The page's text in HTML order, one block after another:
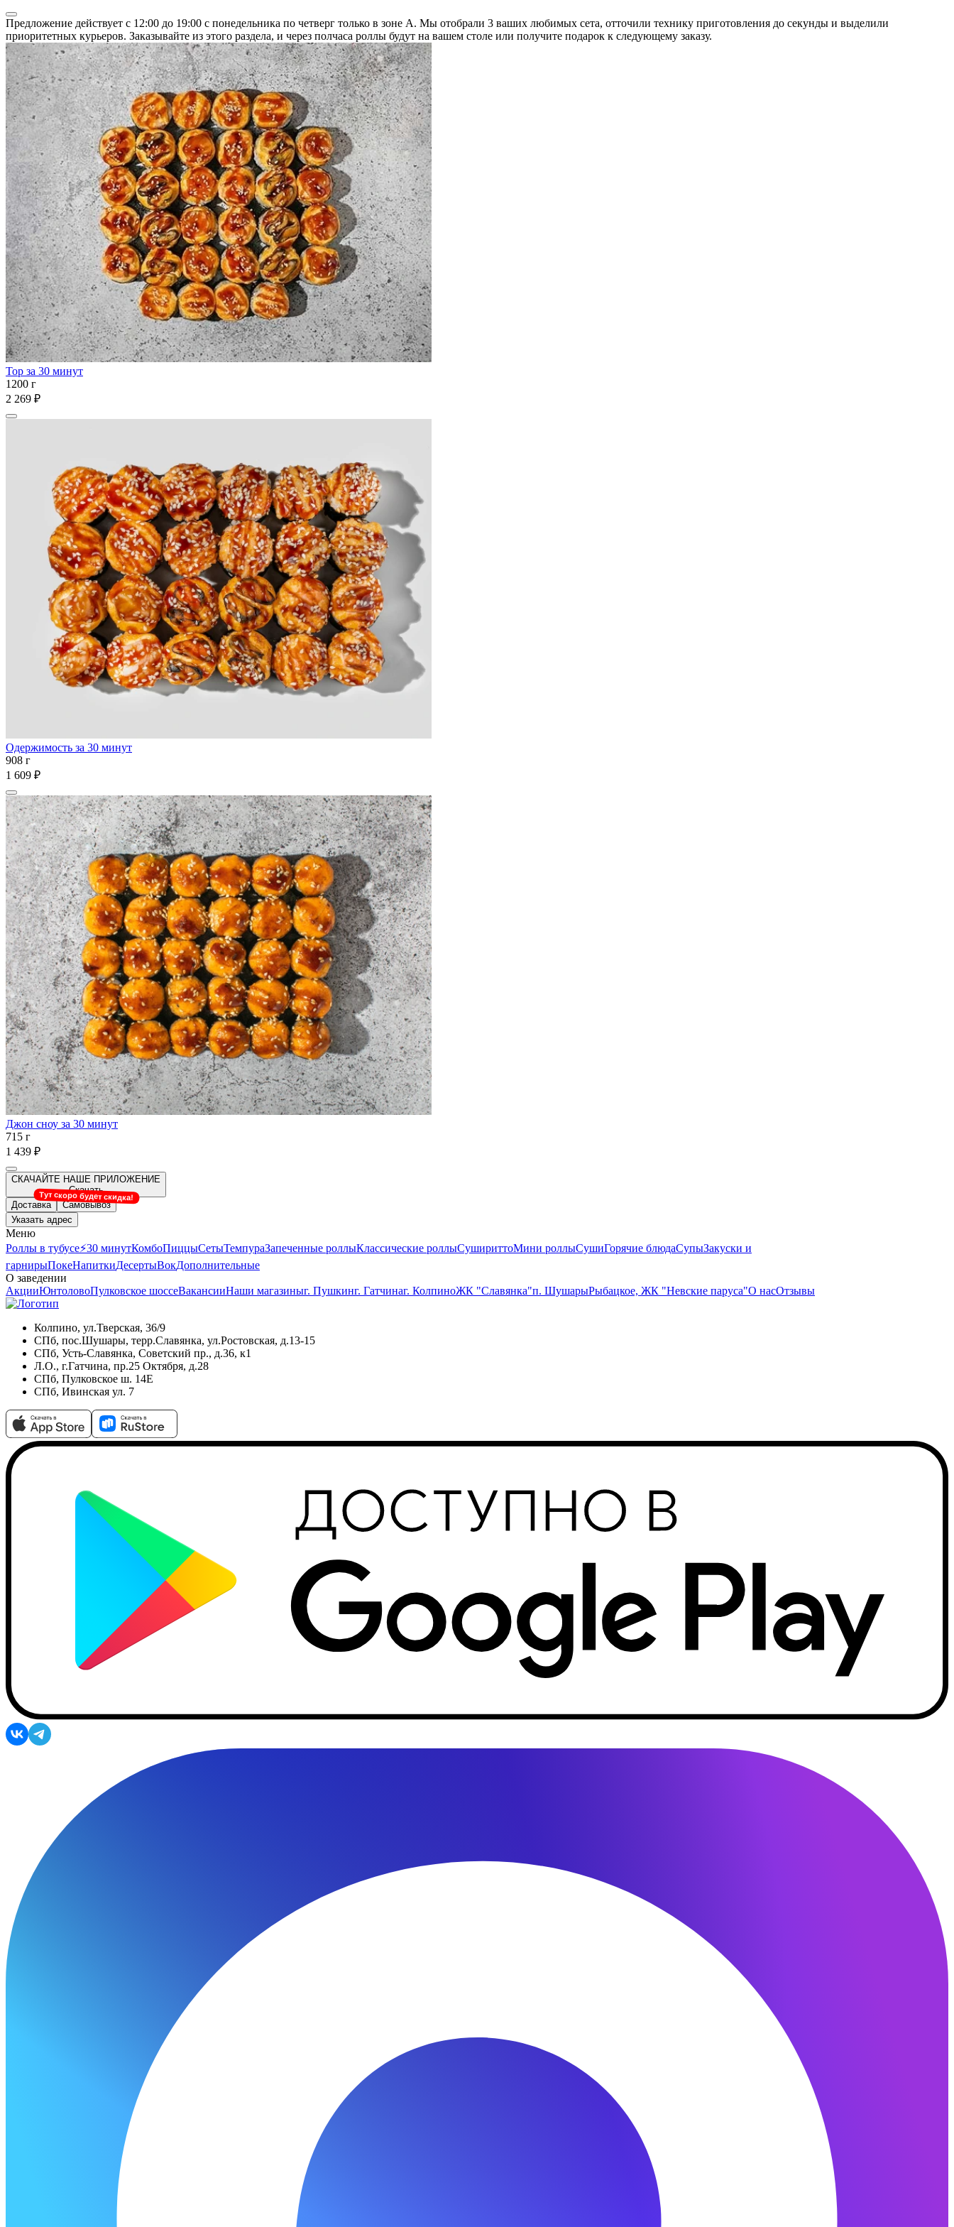
Предложение действует с 12:00 до 19:00 с понедельника по четверг только в зоне А. Мы отобрали 3 ваших любимых сета, отточили технику приготовления до секунды и выделили
приоритетных курьеров. Заказывайте из этого раздела, и через полчаса роллы будут на вашем столе или получите подарок к следующему заказу.
Тор за 30 минут
1200 г
2 269 ₽
Одержимость за 30 минут
908 г
1 609 ₽
Джон сноу за 30 минут
715 г
1 439 ₽
СКАЧАЙТЕ НАШЕ ПРИЛОЖЕНИЕ
Скачать
Доставка
Самовывоз
Тут скоро будет скидка!
Указать адрес
Меню
Роллы в тубусе⚡️30 минутКомбоПиццыСетыТемпураЗапеченные роллыКлассические роллыСушириттоМини роллыСушиГорячие блюдаСупыЗакуски и
гарнирыПокеНапиткиДесертыВокДополнительные
О заведении
АкцииЮнтоловоПулковское шоссеВакансииНаши магазиныг. Пушкинг. Гатчинаг. КолпиноЖК "Славянка"п. ШушарыРыбацкое, ЖК "Невские паруса"О насОтзывы
Колпино, ул.Тверская, 36/9
СПб, пос.Шушары, терр.Славянка, ул.Ростовская, д.13-15
СПб, Усть-Славянка, Советский пр., д.36, к1
Л.О., г.Гатчина, пр.25 Октября, д.28
СПб, Пулковское ш. 14Е
СПб, Ивинская ул. 7